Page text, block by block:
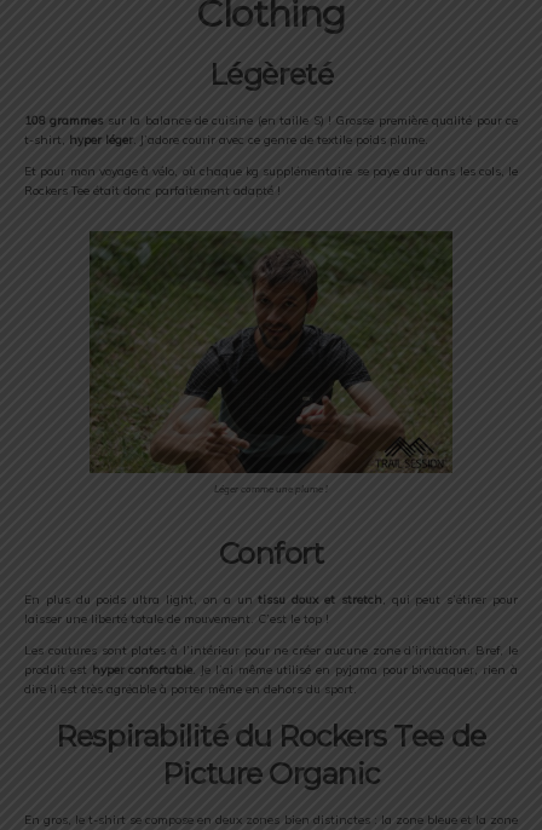
Clothing
Légèreté
108 grammes sur la balance de cuisine (en taille S) ! Grosse première qualité pour ce
t-shirt, hyper léger. J’adore courir avec ce genre de textile poids plume.
Et pour mon voyage à vélo, où chaque kg supplémentaire se paye dur dans les cols, le
Rockers Tee était donc parfaitement adapté !
Léger comme une plume !
Confort
En plus du poids ultra light, on a untissu doux et stretch, qui peut s’étirer pour
laisser une liberté totale de mouvement. C’est le top !
Les coutures sont plates à l’intérieur pour ne créer aucune zone d’irritation. Bref, le
produit est hyper confortable. Je l’ai même utilisé en pyjama pour bivouaquer, rien à
dire il est très agréable à porter même en dehors du sport.
Respirabilité du Rockers Tee de
Picture Organic
En gros, le t-shirt se compose en deux zones bien distinctes : la zone bleue et la zone